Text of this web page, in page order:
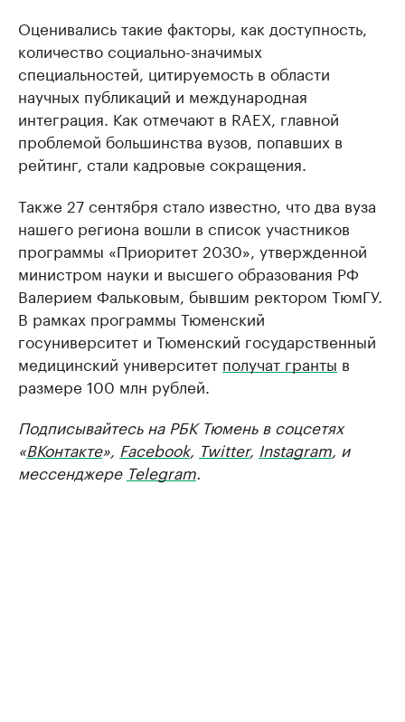
Оценивались такие факторы, как доступность,
количество социально-значимых
специальностей, цитируемость в области
научных публикаций и международная
интеграция. Как отмечают в RAEX, главной
проблемой большинства вузов, попавших в
рейтинг, стали кадровые сокращения.
Также 27 сентября стало известно, что два вуза
нашего региона вошли в список участников
программы «Приоритет 2030», утвержденной
министром науки и высшего образования РФ
Валерием Фальковым, бывшим ректором ТюмГУ.
В рамках программы Тюменский
госуниверситет и Тюменский государственный
медицинский университет получат гранты в
размере 100 млн рублей.
Подписывайтесь на РБК Тюмень в соцсетях
«ВКонтакте», Facebook, Twitter, Instagram , и
мессенджере Telegram